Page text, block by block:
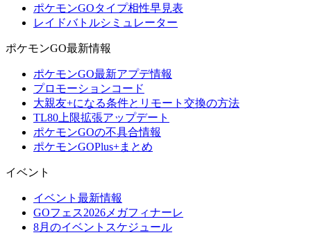
ポケモンGOタイプ相性早見表
レイドバトルシミュレーター
ポケモンGO最新情報
ポケモンGO最新アプデ情報
プロモーションコード
大親友+になる条件とリモート交換の方法
TL80上限拡張アップデート
ポケモンGOの不具合情報
ポケモンGOPlus+まとめ
イベント
イベント最新情報
GOフェス2026メガフィナーレ
8月のイベントスケジュール